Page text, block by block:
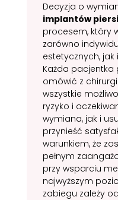
Decyzja o
implantów
procesem, który
zarówno
estetycznych,
Każda pacjentka
omówić z
wszystkie
ryzyko i
wymiana, jak i
przynieść
warunkiem, że
pełnym
przy wsparciu
najwyższym
zabiegu zależy